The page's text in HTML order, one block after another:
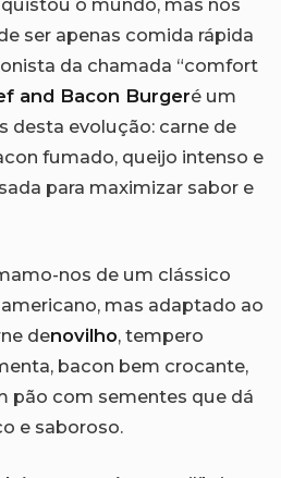
o mundo, mas nos
ser apenas comida rápida
da chamada “comfort
and Bacon Burgeré um
desta evolução: carne de
fumado, queijo intenso e
para maximizar sabor e
nos de um clássico
mas adaptado ao
denovilho, tempero
bacon bem crocante,
pão com sementes que dá
e saboroso.